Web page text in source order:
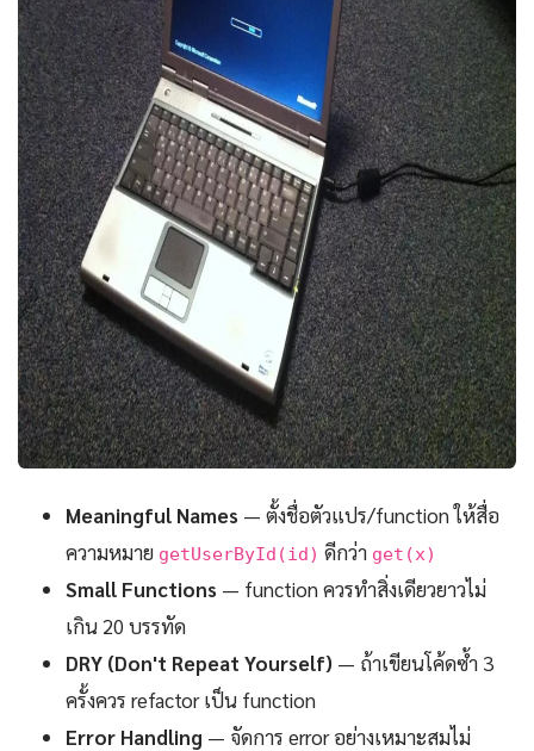
Meaningful Names — ตั้งชื่อตัวแปร/function ให้สื่อ
ความหมาย getUserById(id) ดีกว่า get(x)
Small Functions — function ควรทำสิ่งเดียวยาวไม่
เกิน 20 บรรทัด
DRY (Don't Repeat Yourself) — ถ้าเขียนโค้ดซ้ำ 3
ครั้งควร refactor เป็น function
Error Handling — จัดการ error อย่างเหมาะสมไม่